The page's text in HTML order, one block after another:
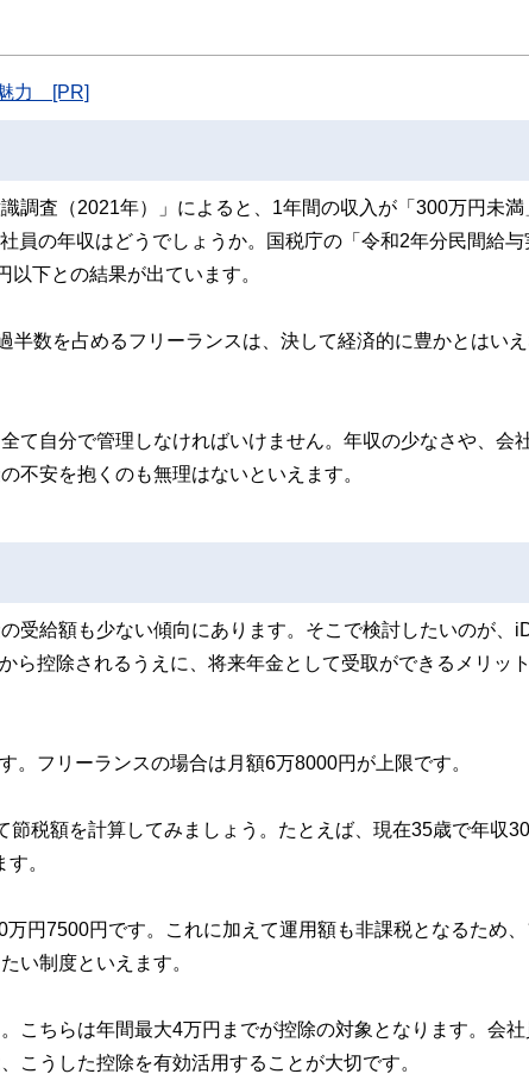
ンシェルジュを目指します。
魅力 [PR]
調査（2021年）」によると、1年間の収入が「300万円未満
員の年収はどうでしょうか。国税庁の「令和2年分民間給与
下との結果が出ています。
数を占めるフリーランスは、決して経済的に豊かとはい
て自分で管理しなければいけません。年収の少なさや、会
不安を抱くのも無理はないといえます。
受給額も少ない傾向にあります。そこで検討したいのが、
ら控除されるうえに、将来年金として受取ができるメリッ
フリーランスの場合は月額6万8000円が上限です。
節税額を計算してみましょう。たとえば、現在35歳で年収
。
円7500円です。これに加えて運用額も非課税となるため、
い制度といえます。
こちらは年間最大4万円までが控除の対象となります。会社
こうした控除を有効活用することが大切です。